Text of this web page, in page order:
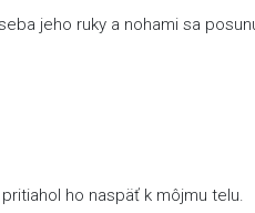
jeho ruky a nohami sa
ho naspäť k môjmu telu.